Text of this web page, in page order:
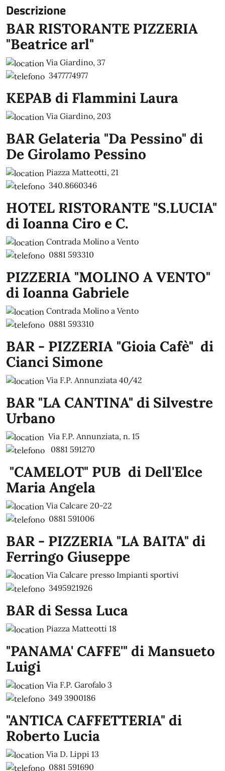
Descrizione
BAR RISTORANTE PIZZERIA
"Beatrice arl"
Via Giardino, 37
3477774977
KEPAB di Flammini Laura
Via Giardino, 203
BAR Gelateria "Da Pessino" di
De Girolamo Pessino
Piazza Matteotti, 21
340.8660346
HOTEL RISTORANTE "S.LUCIA"
di Ioanna Ciro e C.
Contrada Molino a Vento
0881 593310
PIZZERIA "MOLINO A VENTO"
di Ioanna Gabriele
Contrada Molino a Vento
0881 593310
BAR - PIZZERIA "Gioia Cafè" di
Cianci Simone
Via F.P. Annunziata 40/42
BAR "LA CANTINA" di Silvestre
Urbano
Via F.P. Annunziata, n. 15
0881 591270
"CAMELOT" PUB di Dell'Elce
Maria Angela
Via Calcare 20-22
0881 591006
BAR - PIZZERIA "LA BAITA" di
Ferringo Giuseppe
Via Calcare presso Impianti sportivi
3495921926
BAR di Sessa Luca
Piazza Matteotti 18
"PANAMA' CAFFE'" di Mansueto
Luigi
Via F.P. Garofalo 3
349 3900186
"ANTICA CAFFETTERIA" di
Roberto Lucia
Via D. Lippi 13
0881 591690